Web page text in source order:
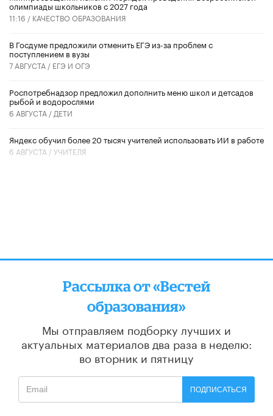
олимпиады школьников с 2027 года
11:16 / КАЧЕСТВО ОБРАЗОВАНИЯ
В Госдуме предложили отменить ЕГЭ из-за проблем с
поступлением в вузы
7 АВГУСТА / ЕГЭ И ОГЭ
Роспотребнадзор предложил дополнить меню школ и детсадов
рыбой и водорослями
6 АВГУСТА / ДЕТИ
​Яндекс обучил более 20 тысяч учителей использовать ИИ в работе
6 АВГУСТА /УЧИТЕЛЯ
Рассылка от «Вестей
образования»
Мы отправляем подборку лучших и
актуальных материалов два раза в неделю:
во вторник и пятницу
ПОДПИСАТЬСЯ